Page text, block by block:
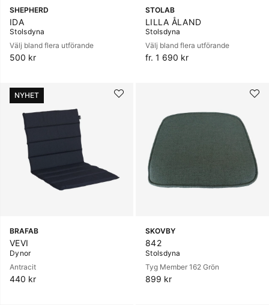
SHEPHERD
IDA
Stolsdyna
Välj bland flera utförande
500 kr
STOLAB
LILLA ÅLAND
Stolsdyna
Välj bland flera utförande
fr. 1 690 kr
NYHET
BRAFAB
VEVI
Dynor
Antracit
440 kr
SKOVBY
842
Stolsdyna
Tyg Member 162 Grön
899 kr